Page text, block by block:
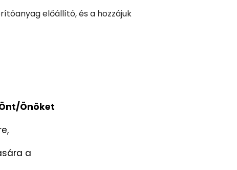
előállító, és a hozzájuk
Önöket
a